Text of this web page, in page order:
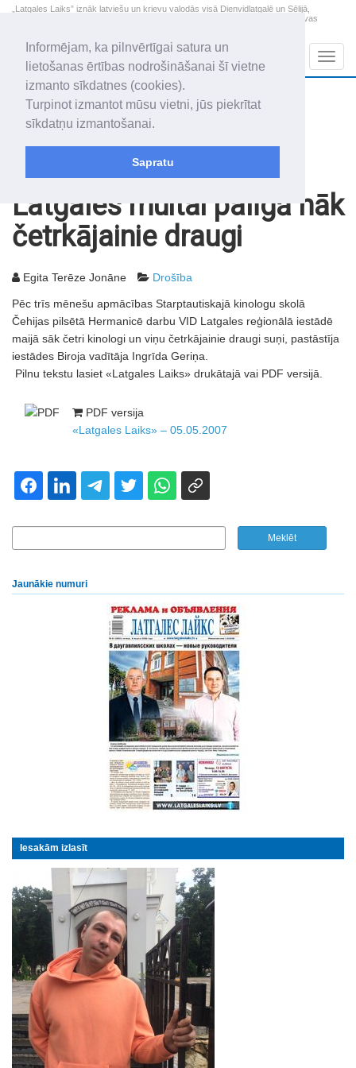
Informējam, ka pilnvērtīgai satura un
lietošanas ērtības nodrošināšanai šī vietne
izmanto sīkdatnes (cookies).
Turpinot izmantot mūsu vietni, jūs piekrītat
sīkdatņu izmantošanai.
Sapratu
„Latgales Laiks” iznāk latviešu un krievu valodās visā Dienvidlatgalē un Sēlijā,
„Latgales Laiks” latviešu valodā aptver Daugavpils valstspilsētu, Augšdaugavas
2026. gada 10. augusts
Pirmdiena
Audris, Brencis, Inuta
+11.8
Latgales muitai palīgā nāk
četrkājainie draugi
Egita Terēze Jonāne Drošība
Pēc trīs mēnešu apmācības Starptautiskajā kinologu skolā
Čehijas pilsētā Hermanicē darbu VID Latgales reģionālā iestādē
maijā sāk četri kinologi un viņu četrkājainie draugi suņi, pastāstīja
iestādes Biroja vadītāja Ingrīda Geriņa.
Pilnu tekstu lasiet «Latgales Laiks» drukātajā vai PDF versijā.
PDF versija
«Latgales Laiks» – 05.05.2007
Jaunākie numuri
Iesakām izlasīt